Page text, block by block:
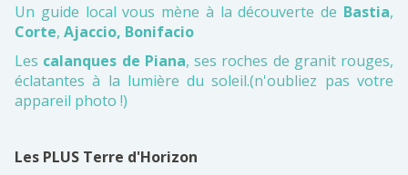
Un guide local vous mène à la découverte de Bastia,
Corte, Ajaccio, Bonifacio
Les calanques de Piana, ses roches de granit rouges,
éclatantes à la lumière du soleil.(n'oubliez pas votre
appareil photo !)
Les PLUS Terre d'Horizon